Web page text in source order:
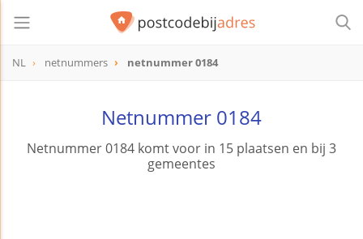
NL netnummers netnummer 0184
Netnummer 0184
Netnummer 0184 komt voor in 15 plaatsen en bij 3
gemeentes